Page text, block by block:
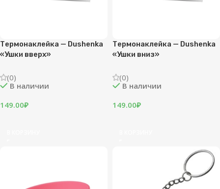
Термонаклейка — Dushenka
«Ушки вверх»
(0)
В наличии
149.00₽
Термонаклейка — Dushenka
«Ушки вниз»
(0)
В наличии
149.00₽